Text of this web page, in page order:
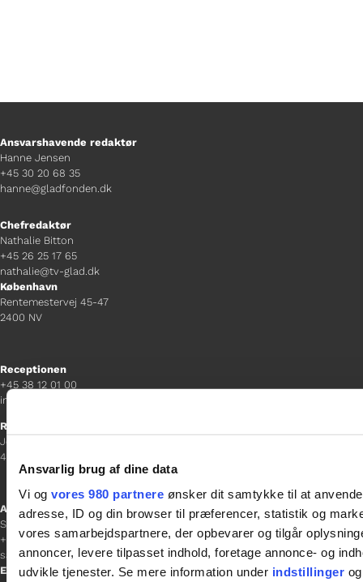
Ansvarlig brug af dine data
Vi og vores 980 partnere ønsker dit samtykke til at
adresse, ID og din browser til præferencer, statistik og
vores samarbejdspartnere, der opbevarer og tilgår
annoncer, levere tilpasset indhold, foretage annonce- og
udvikle tjenester. Se mere information under indstillinger
Ansvarshavende redaktør
Hanne Jensen
+45 30 20 68 35
hanne@gladfonden.dk
Chefredaktør
Nathalie Bitton
+45 26 25 17 65
nathalie@tv-glad.dk
København
Rentemestervej 45-47
2400 NV
Receptionen
+45 38 12 01 00
information@gladfonden.dk
Ringsted
Jernbanevej 8
4100 Ringsted
Afdelingschef
Sacha Lohmann Weiss
+45 40 27 91 11
sacha.lw@gladfonden.dk
Esbjerg